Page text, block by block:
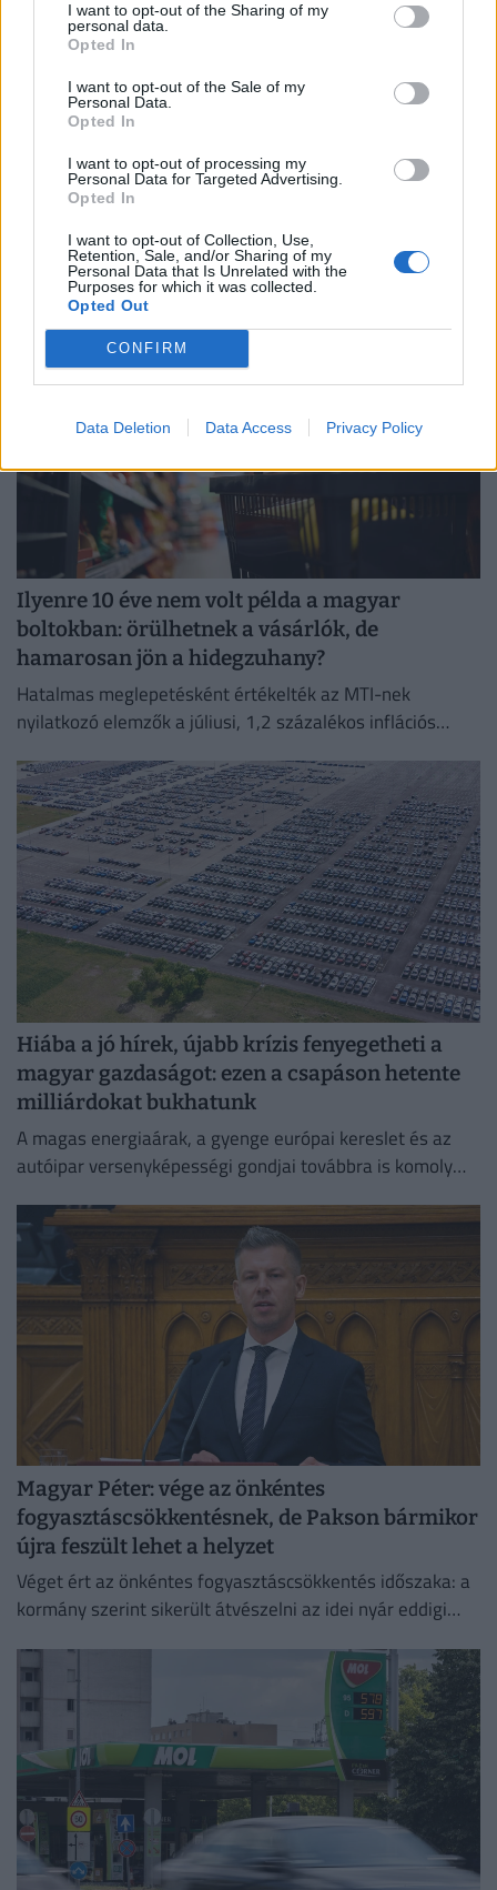
I want to opt-out of the Sharing of my
personal data.
Opted In
I want to opt-out of the Sale of my
Personal Data.
Opted In
I want to opt-out of processing my
Personal Data for Targeted Advertising.
Opted In
I want to opt-out of Collection, Use,
Retention, Sale, and/or Sharing of my
Personal Data that Is Unrelated with the
Purposes for which it was collected.
Opted Out
CONFIRM
Data Deletion Data Access Privacy Policy
Döntött a kormány: nagy változás jön a
háziorvosi rendelőkben, erre kell készülni
Délután kettőtől kormányszóvivői tájékoztatót tart
Magyar Péter miniszterelnök, ahol várhatóan az eheti
kormányülés döntései és az energiaválság alakulása
kerül a fókuszba.
Ilyenre 10 éve nem volt példa a magyar
boltokban: örülhetnek a vásárlók, de
hamarosan jön a hidegzuhany?
Hatalmas meglepetésként értékelték az MTI-nek
nyilatkozó elemzők a júliusi, 1,2 százalékos inflációs
Hiába a jó hírek, újabb krízis fenyegetheti a
magyar gazdaságot: ezen a csapáson hetente
milliárdokat bukhatunk
A magas energiaárak, a gyenge európai kereslet és az
autóipar versenyképességi gondjai továbbra is komoly
Magyar Péter: vége az önkéntes
fogyasztáscsökkentésnek, de Pakson bármikor
újra feszült lehet a helyzet
Véget ért az önkéntes fogyasztáscsökkentés időszaka: a
kormány szerint sikerült átvészelni az idei nyár eddigi